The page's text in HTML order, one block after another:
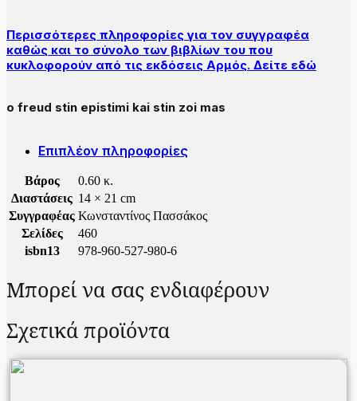
Περισσότερες πληροφορίες για τον συγγραφέα
καθώς και το σύνολο των βιβλίων του που
κυκλοφορούν από τις εκδόσεις Αρμός. Δείτε εδώ
o freud stin epistimi kai stin zoi mas
Επιπλέον πληροφορίες
Βάρος
0.60 κ.
Διαστάσεις 14 × 21 cm
Συγγραφέας Κωνσταντίνος Πασσάκος
Σελίδες
460
isbn13
978-960-527-980-6
Μπορεί να σας ενδιαφέρουν
Σχετικά προϊόντα